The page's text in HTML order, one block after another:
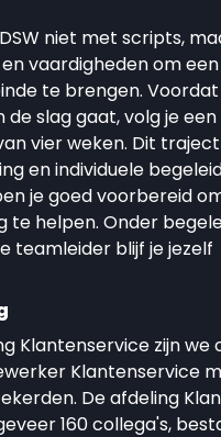
niet met scripts,
vaardigheden om
te brengen.
de slag gaat, volg je een
vier weken. Dit
en individuele
je goed voorbereid
te helpen. Onder
teamleider blijf je jezelf
Klantenservice zijn we
Klantenservice
De afdeling
160 collega's,